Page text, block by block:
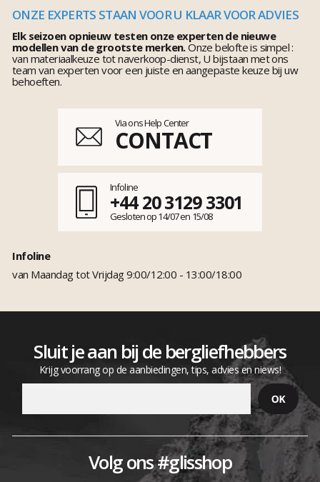
ONZE EXPERTS STAAN VOOR U KLAAR VOOR ADVIES
Elk seizoen opnieuw testen onze experten de nieuwe
modellen van de grootste merken.Onze belofte is simpel :
van materiaalkeuze tot naverkoop-dienst, U bijstaan met ons
team van experten voor een juiste en aangepaste keuze bij uw
behoeften.
Via ons Help Center
CONTACT
Infoline
+44 20 3129 3301
Gesloten op 14/07 en 15/08
Infoline
van Maandag tot Vrijdag 9:00/12:00 - 13:00/18:00
Sluit je aan bij de bergliefhebbers
Krijg voorrang op de aanbiedingen, tips, advies en niews!
Volg ons #glisshop